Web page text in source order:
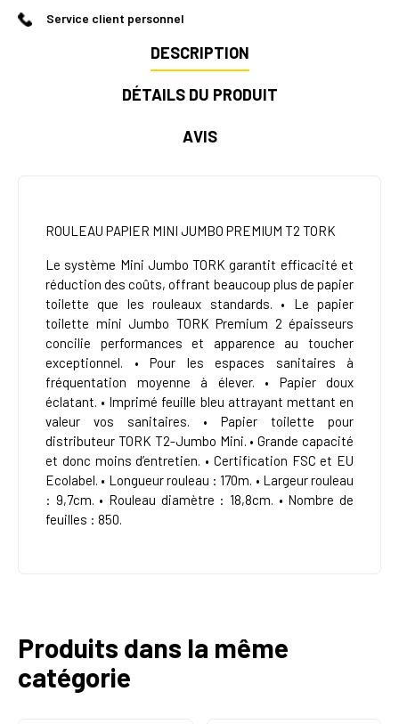
Service client personnel
DESCRIPTION
DÉTAILS DU PRODUIT
AVIS
ROULEAU PAPIER MINI JUMBO PREMIUM T2 TORK
Le système Mini Jumbo TORK garantit efficacité et
réduction des coûts, offrant beaucoup plus de papier
toilette que les rouleaux standards. • Le papier
toilette mini Jumbo TORK Premium 2 épaisseurs
concilie performances et apparence au toucher
exceptionnel. • Pour les espaces sanitaires à
fréquentation moyenne à élever. • Papier doux
éclatant. • Imprimé feuille bleu attrayant mettant en
valeur vos sanitaires. • Papier toilette pour
distributeur TORK T2-Jumbo Mini. • Grande capacité
et donc moins d’entretien. • Certification FSC et EU
Ecolabel. • Longueur rouleau : 170m. • Largeur rouleau
: 9,7cm. • Rouleau diamètre : 18,8cm. • Nombre de
feuilles : 850.
Produits dans la même
catégorie